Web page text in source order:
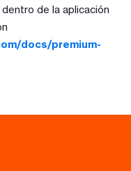
de la aplicación
docs/premium-